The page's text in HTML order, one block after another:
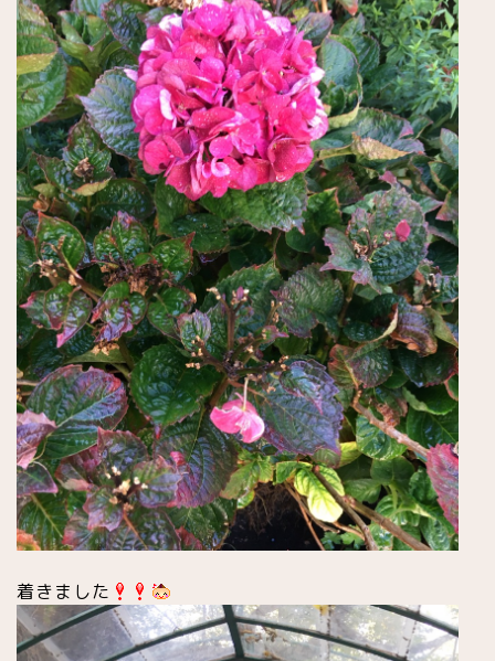
着きました